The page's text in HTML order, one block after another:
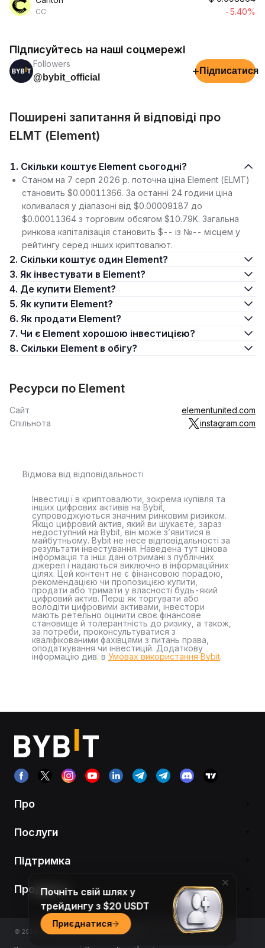
CC
-5.40%
Підписуйтесь на наші соцмережі
Followers
@bybit_official
+ Підписатися
Поширені запитання й відповіді про
ELMT (Element)
1. Скільки коштує Element сьогодні?
Станом на 7 серп 2026 р. поточна ціна Element (ELMT)
становить $0.00011366. За останні 24 години ціна
коливалася у діапазоні від $0.00009187 до
$0.00011364 з торговим обсягом $10.79K. Загальна
ринкова капіталізація становить $-- із №-- місцем у
рейтингу серед інших криптовалют.
2. Скільки коштує один Element?
3. Як інвестувати в Element?
4. Де купити Element?
5. Як купити Element?
6. Як продати Element?
7. Чи є Element хорошою інвестицією?
8. Скільки Element в обігу?
Ресурси по Element
Сайт
elementunited.com
Спільнота
instagram.com
Відмова від відповідальності
Інвестиції в криптовалюти, зокрема купівля та
інших цифрових активів на Bybit,
супроводжуються значним ринковим ризиком.
Якщо цифровий актив, який ви шукаєте, зараз
недоступний на Bybit, він може з’явитися в
майбутньому. Bybit не несе відповідальності за
результати інвестування. Наведена тут цінова
інформація та інші дані отримані з публічних
джерел і надаються виключно в інформаційних
цілях. Цей контент не є фінансовою порадою,
рекомендацією чи пропозицією купити,
продати або тримати у власності будь-який
цифровий актив. Перш як торгувати або
володіти цифровими активами, інвестори
мають ретельно оцінити своє фінансове
становище й толерантність до ризику, а також,
за потреби, проконсультуватися з
кваліфікованими фахівцями з питань права,
оподаткування чи інвестицій. Додаткову
інформацію див. в Умовах використання Bybit.
Про
Послуги
Підтримка
Продукти
© 2018-2026 Bybit.com. All rights reserved.
Почніть свій шлях у
трейдингу з $20 USDT
Приєднатися